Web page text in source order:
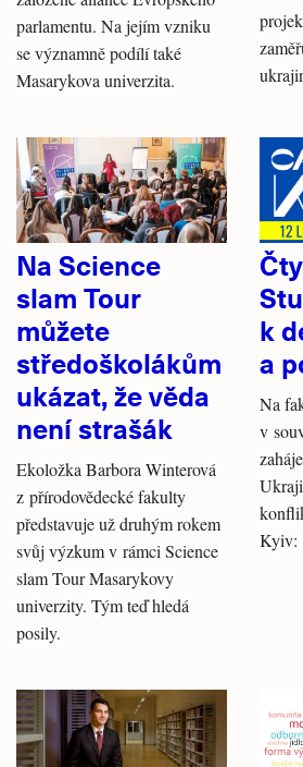
parlamentu. Na jejím vzniku
se významně podílí také
Masarykova univerzita.
Na Science
slam Tour
můžete
středoškolákům
ukázat, že věda
není strašák
Ekoložka Barbora Winterová
z přírodovědecké fakulty
představuje už druhým rokem
svůj výzkum v rámci Science
slam Tour Masarykovy
univerzity. Tým teď hledá
posily.
k
a
Na
v
Kyiv: